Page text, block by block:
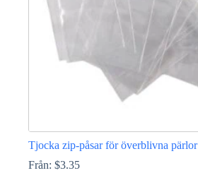
produktsidan
Tjocka zip-påsar för överblivna pärlor
Från: $3.35